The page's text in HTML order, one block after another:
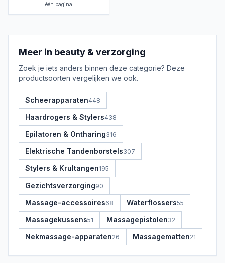
één pagina
Meer in beauty & verzorging
Zoek je iets anders binnen deze categorie? Deze
productsoorten vergelijken we ook.
Scheerapparaten448
Haardrogers & Stylers438
Epilatoren & Ontharing316
Elektrische Tandenborstels307
Stylers & Krultangen195
Gezichtsverzorging90
Massage-accessoires68 Waterflossers55
Massagekussens51 Massagepistolen32
Nekmassage-apparaten26 Massagematten21